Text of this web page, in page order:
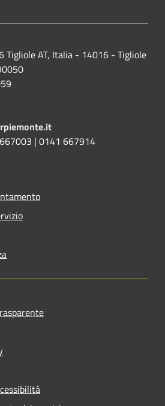
Tigliole AT, Italia - 14016 - Tigliole
| 0141 667914